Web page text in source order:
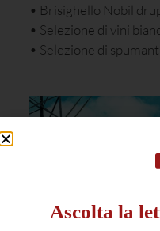
• Brisighello Nobil
• Selezione di vini
• Selezione di
Ascolta la